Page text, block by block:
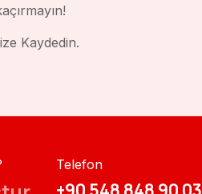
Kaydedin.
Telefon